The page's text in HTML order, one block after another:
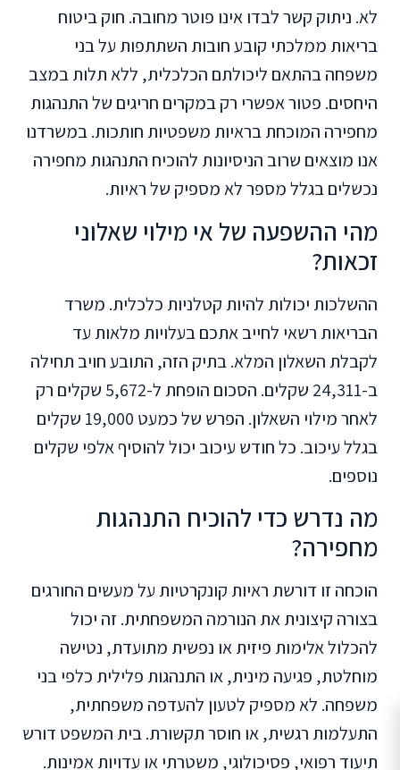
לא. ניתוק קשר לבדו אינו פוטר מחובה. חוק ביטוח
בריאות ממלכתי קובע חובות השתתפות על בני
משפחה בהתאם ליכולתם הכלכלית, ללא תלות במצב
היחסים. פטור אפשרי רק במקרים חריגים של התנהגות
מחפירה המוכחת בראיות משפטיות חותכות. במשרדנו
אנו מוצאים שרוב הניסיונות להוכיח התנהגות מחפירה
נכשלים בגלל מספר לא מספיק של ראיות.
מהי ההשפעה של אי מילוי שאלוני
זכאות?
ההשלכות יכולות להיות קטלניות כלכלית. משרד
הבריאות רשאי לחייב אתכם בעלויות מלאות עד
לקבלת השאלון המלא. בתיק הזה, התובע חויב תחילה
ב-24,311 שקלים. הסכום הופחת ל-5,672 שקלים רק
לאחר מילוי השאלון. הפרש של כמעט 19,000 שקלים
בגלל עיכוב. כל חודש עיכוב יכול להוסיף אלפי שקלים
נוספים.
מה נדרש כדי להוכיח התנהגות
מחפירה?
הוכחה זו דורשת ראיות קונקרטיות על מעשים החורגים
בצורה קיצונית את הנורמה המשפחתית. זה יכול
להכלול אלימות פיזית או נפשית מתועדת, נטישה
מוחלטת, פגיעה מינית, או התנהגות פלילית כלפי בני
משפחה. לא מספיק לטעון להעדפה משפחתית,
התעלמות רגשית, או חוסר תקשורת. בית המשפט דורש
תיעוד רפואי, פסיכולוגי, משטרתי או עדויות אמינות.